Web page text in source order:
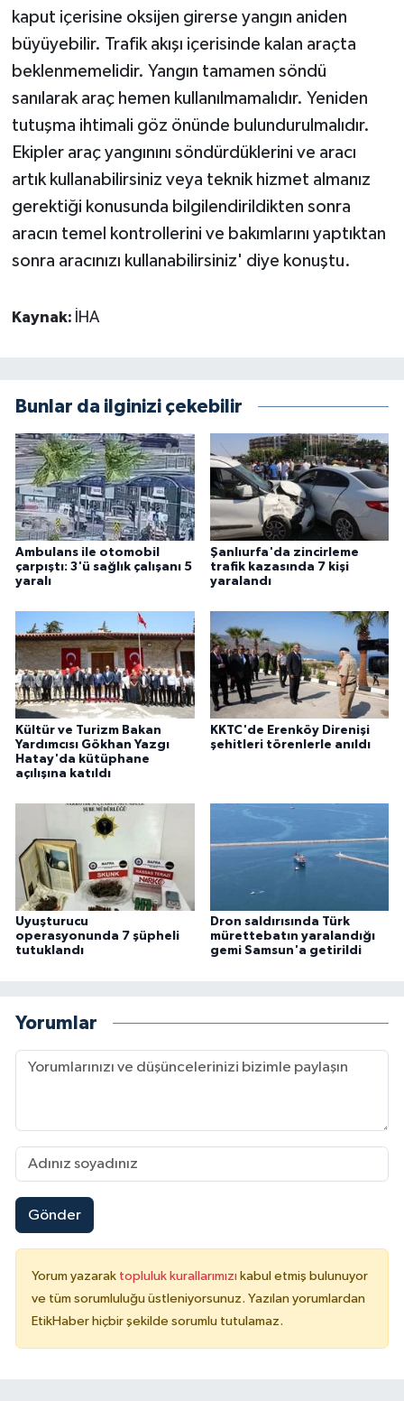
kaput içerisine oksijen girerse yangın aniden
büyüyebilir. Trafik akışı içerisinde kalan araçta
beklenmemelidir. Yangın tamamen söndü
sanılarak araç hemen kullanılmamalıdır. Yeniden
tutuşma ihtimali göz önünde bulundurulmalıdır.
Ekipler araç yangınını söndürdüklerini ve aracı
artık kullanabilirsiniz veya teknik hizmet almanız
gerektiği konusunda bilgilendirildikten sonra
aracın temel kontrollerini ve bakımlarını yaptıktan
sonra aracınızı kullanabilirsiniz' diye konuştu.
Kaynak: İHA
Bunlar da ilginizi çekebilir
Ambulans ile otomobil
çarpıştı: 3'ü sağlık çalışanı 5
yaralı
Şanlıurfa'da zincirleme
trafik kazasında 7 kişi
yaralandı
Kültür ve Turizm Bakan
Yardımcısı Gökhan Yazgı
Hatay'da kütüphane
açılışına katıldı
KKTC'de Erenköy Direnişi
şehitleri törenlerle anıldı
Uyuşturucu
operasyonunda 7 şüpheli
tutuklandı
Dron saldırısında Türk
mürettebatın yaralandığı
gemi Samsun'a getirildi
Yorumlar
Gönder
Yorum yazarak topluluk kurallarımızı kabul etmiş bulunuyor
ve tüm sorumluluğu üstleniyorsunuz. Yazılan yorumlardan
EtikHaber hiçbir şekilde sorumlu tutulamaz.